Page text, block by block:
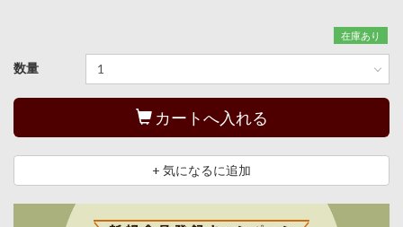
在庫あり
数量
カートへ入れる
+ 気になるに追加